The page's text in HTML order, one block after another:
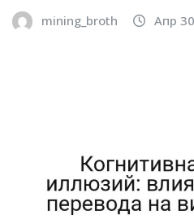
mining_broth Апр